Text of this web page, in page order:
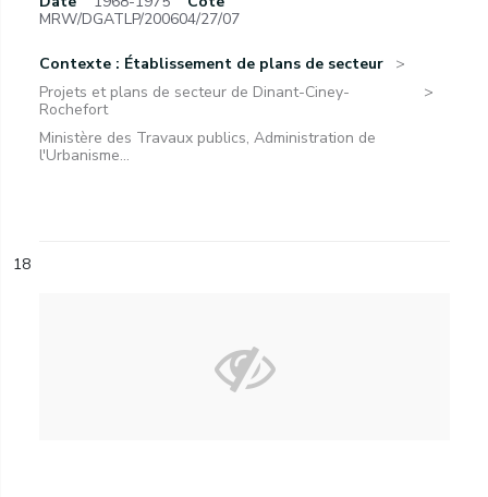
MRW/DGATLP/200604/27/07
Contexte : Établissement de plans de secteur
Projets et plans de secteur de Dinant-Ciney-
Rochefort
Ministère des Travaux publics, Administration de
l'Urbanisme...
18